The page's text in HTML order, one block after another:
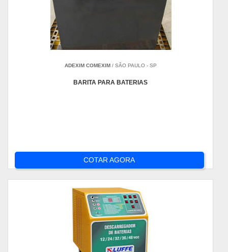
ADEXIM COMEXIM/ SÃO PAULO - SP
BARITA PARA BATERIAS
COTAR AGORA